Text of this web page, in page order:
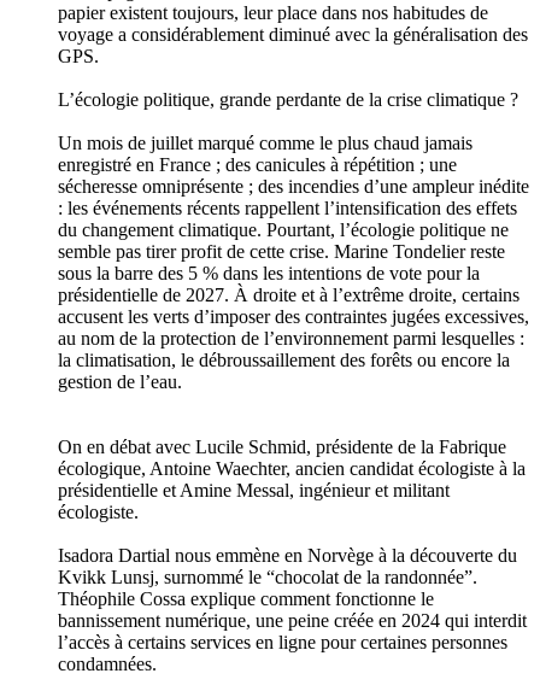
papier existent toujours, leur place dans nos habitudes de
voyage a considérablement diminué avec la généralisation des
GPS.
L’écologie politique, grande perdante de la crise climatique ?
Un mois de juillet marqué comme le plus chaud jamais
enregistré en France ; des canicules à répétition ; une
sécheresse omniprésente ; des incendies d’une ampleur inédite
: les événements récents rappellent l’intensification des effets
du changement climatique. Pourtant, l’écologie politique ne
semble pas tirer profit de cette crise. Marine Tondelier reste
sous la barre des 5 % dans les intentions de vote pour la
présidentielle de 2027. À droite et à l’extrême droite, certains
accusent les verts d’imposer des contraintes jugées excessives,
au nom de la protection de l’environnement parmi lesquelles :
la climatisation, le débroussaillement des forêts ou encore la
gestion de l’eau.
On en débat avec Lucile Schmid, présidente de la Fabrique
écologique, Antoine Waechter, ancien candidat écologiste à la
présidentielle et Amine Messal, ingénieur et militant
écologiste.
Isadora Dartial nous emmène en Norvège à la découverte du
Kvikk Lunsj, surnommé le “chocolat de la randonnée”.
Théophile Cossa explique comment fonctionne le
bannissement numérique, une peine créée en 2024 qui interdit
l’accès à certains services en ligne pour certaines personnes
condamnées.